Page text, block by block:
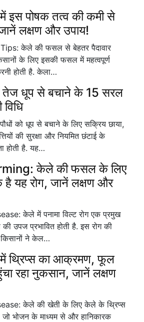
पोषक तत्व की कमी से
लक्षण और उपाय!
केले की फसल से बेहतर पैदावार
के लिए इसकी फसल में महत्वपूर्ण
होती है. केला…
धूप से बचाने के 15 सरल
को धूप से बचाने के लिए सक्रिय छाया,
की सुरक्षा और नियमित छंटाई के
होती है. यह…
केले की फसल के लिए
यह रोग, जानें लक्षण और
केले में पनामा विल्ट रोग एक प्रमुख
उपज प्रभावित होती है. इस रोग की
ने केल…
थ्रिप्स का आक्रमण, फूल
रहा नुकसान, जानें लक्षण
केले की खेती के लिए केले के थ्रिप्स
जो भोजन के माध्यम से और हानिकारक